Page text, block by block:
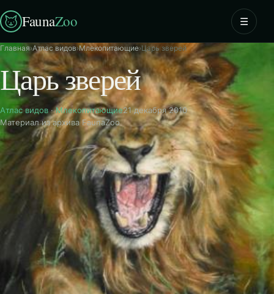
FaunaZoo ☰
Главная›Атлас видов›Млекопитающие›Царь зверей
Царь зверей
Атлас видов·Млекопитающие21 декабря 2010
Материал из архива FaunaZoo